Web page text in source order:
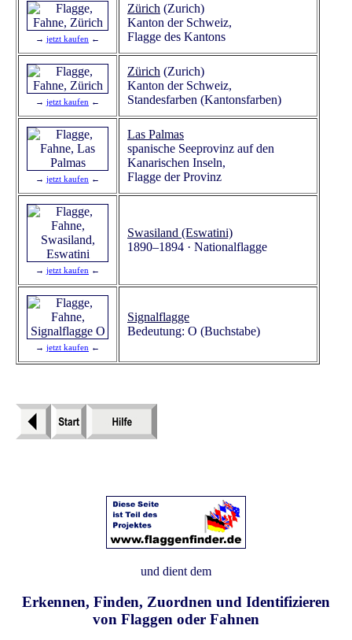
→ jetzt kaufen ←
Zürich (Zurich)
Kanton der Schweiz,
Flagge des Kantons
→ jetzt kaufen ←
Zürich (Zurich)
Kanton der Schweiz,
Standesfarben (Kantonsfarben)
→ jetzt kaufen ←
Las Palmas
spanische Seeprovinz auf den
Kanarischen Inseln,
Flagge der Provinz
→ jetzt kaufen ←
Swasiland (Eswatini)
1890–1894 · Nationalflagge
→ jetzt kaufen ←
Signalflagge
Bedeutung: O (Buchstabe)
und dient dem
Erkennen, Finden, Zuordnen und Identifizieren
von Flaggen oder Fahnen